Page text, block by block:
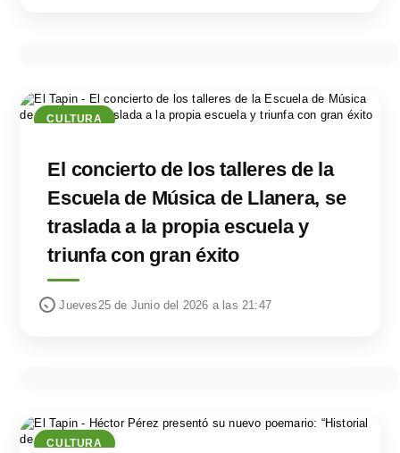
CULTURA
El concierto de los talleres de la
Escuela de Música de Llanera, se
traslada a la propia escuela y
triunfa con gran éxito
Jueves25 de Junio del 2026 a las 21:47
CULTURA